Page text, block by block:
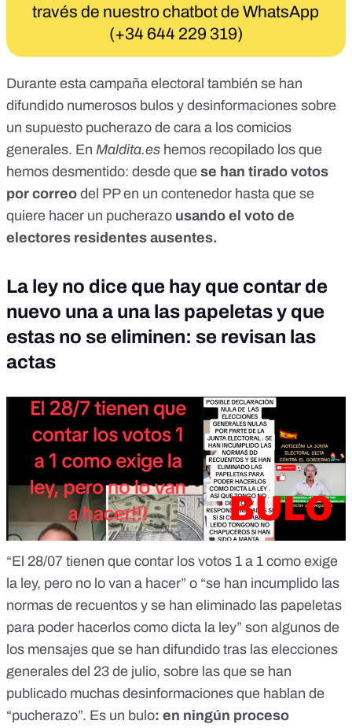
través de nuestro chatbot de WhatsApp
(+34 644 229 319)
Durante esta campaña electoral también se han
difundido numerosos bulos y desinformaciones sobre
un supuesto pucherazo de cara a los comicios
generales. En Maldita.es hemos recopilado los que
hemos desmentido: desde que se han tirado votos
por correo del PP en un contenedor hasta que se
quiere hacer un pucherazo usando el voto de
electores residentes ausentes.
La ley no dice que hay que contar de
nuevo una a una las papeletas y que
estas no se eliminen: se revisan las
actas
“El 28/07 tienen que contar los votos 1 a 1 como exige
la ley, pero no lo van a hacer” o “se han incumplido las
normas de recuentos y se han eliminado las papeletas
para poder hacerlos como dicta la ley” son algunos de
los mensajes que se han difundido tras las elecciones
generales del 23 de julio, sobre las que se han
publicado muchas desinformaciones que hablan de
“pucherazo”. Es un bulo: en ningún proceso